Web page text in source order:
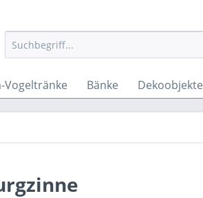
Vogeltränke Bänke Dekoobjekte